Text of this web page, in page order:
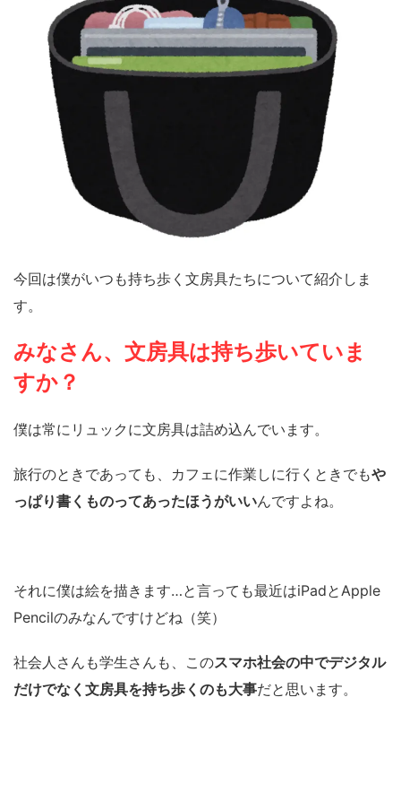
今回は僕がいつも持ち歩く文房具たちについて紹介しま
す。
みなさん、文房具は持ち歩いていま
すか？
僕は常にリュックに文房具は詰め込んでいます。
旅行のときであっても、カフェに作業しに行くときでもや
っぱり書くものってあったほうがいいんですよね。
それに僕は絵を描きます…と言っても最近はiPadとApple
Pencilのみなんですけどね（笑）
社会人さんも学生さんも、このスマホ社会の中でデジタル
だけでなく文房具を持ち歩くのも大事だと思います。